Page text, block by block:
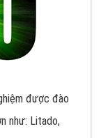
được đào
như: Litado,